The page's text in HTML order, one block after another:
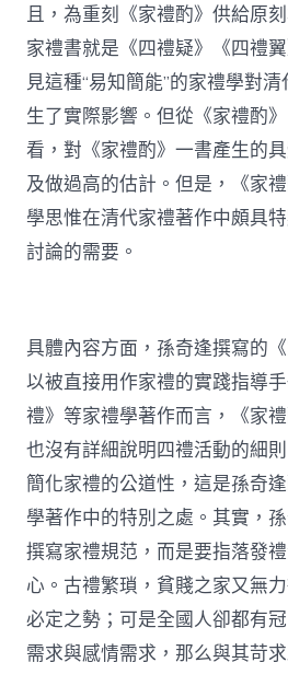
且，為重刻《家禮酌》供給原
家禮書就是《四禮疑》《四禮
見這種“易知簡能”的家禮學對
生了實際影響。但從《家禮酌
看，對《家禮酌》一書產生的
及做過高的估計。但是，《家
學思惟在清代家禮著作中頗具
討論的需要。
具體內容方面，孫奇逢撰寫的
以被直接用作家禮的實踐指導
禮》等家禮學著作而言，《家
也沒有詳細說明四禮活動的細
簡化家禮的公道性，這是孫奇
學著作中的特別之處。其實，
撰寫家禮規范，而是要指落發
心。古禮繁瑣，貧賤之家又無
必定之勢；可是全國人卻都有
需求與感情需求，那么與其苛